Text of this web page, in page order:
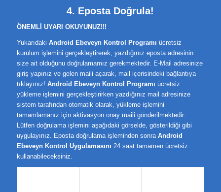
4. Eposta Doğrula!
ÖNEMLİ UYARI OKUYUNUZ!!!
Yukarıdaki Android Ebeveyn Kontrol Programı ücretsiz
kurulum işlemini gerçekleştirerek, yazdığınız eposta adresinin
size ait olduğunu doğrulamamız gerekmektedir. E-Mail adresinize
giriş yapınız ve gelen maili açarak, mail içerisindeki bağlantıya
tıklayınız! Android Ebeveyn Kontrol Programı ücretsiz
yükleme işlemini gerçekleştirirken yazdığınız mail adresinize
sistem tarafından otomatik olarak, yükleme işlemini
tamamlamanız için aktivasyon onay maili gönderilmektedir.
Lütfen doğrulama işlemini aşağıdaki görselde, gösterildiği gibi
uygulayınız. Eposta doğrulama işleminden sonra Android
Ebeveyn Kontrol Uygulamasını 24 saat tamamen ücretsiz
kullanabileceksiniz.